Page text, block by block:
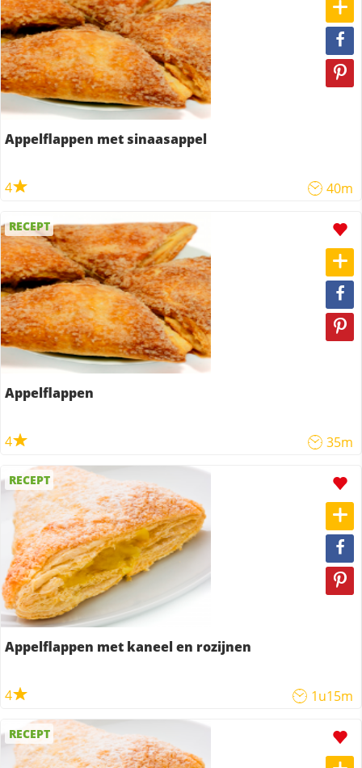
Appelflappen met sinaasappel
4 40m
RECEPT
Appelflappen
4 35m
RECEPT
Appelflappen met kaneel en rozijnen
4 1u15m
RECEPT